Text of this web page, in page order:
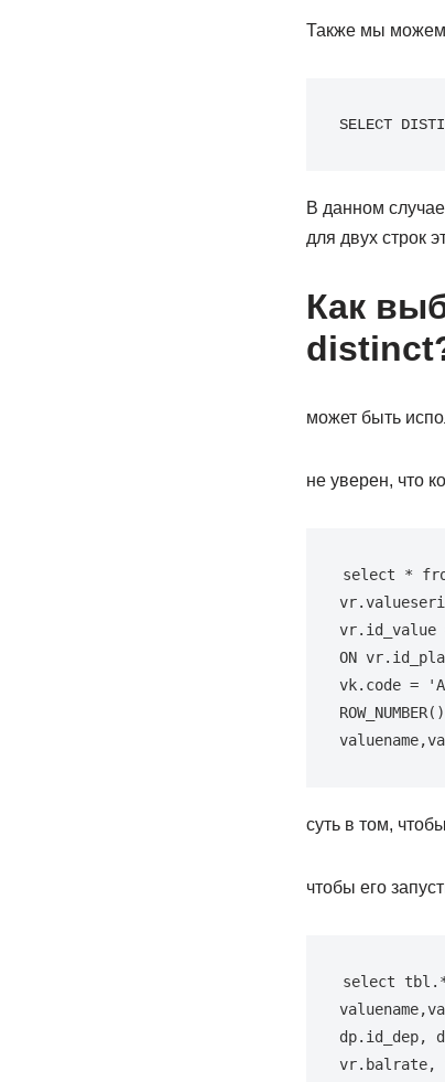
Также мы можем
SELECT
В данном
для двух строк
Как
может быть
не уверен, что
select *
vr.id_value
ON
vk.code =
суть в том,
чтобы его
select tbl.*,
dp.id_dep,
vr.bаlrate,